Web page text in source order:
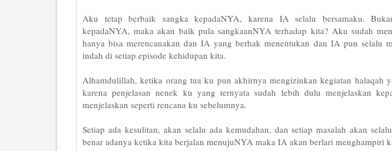
Aku tetap berbaik sangka kepadaNYA, karena IA selalu bersamaku.
kepadaNYA, maka akan baik pula sangkaanNYA terhadap kita? Aku sudah
hanya bisa merencanakan dan IA yang berhak menentukan dan IA pun selalu
indah di setiap episode kehidupan kita.
Alhamdulillah, ketika orang tua ku pun akhirnya mengizinkan kegiatan halaqah
karena penjelasan nenek ku yang ternyata sudah lebih dulu menjelaskan
menjelaskan seperti rencana ku sebelumnya.
Setiap ada kesulitan, akan selalu ada kemudahan, dan setiap masalah akan
benar adanya ketika kita berjalan menujuNYA maka IA akan berlari menghampiri